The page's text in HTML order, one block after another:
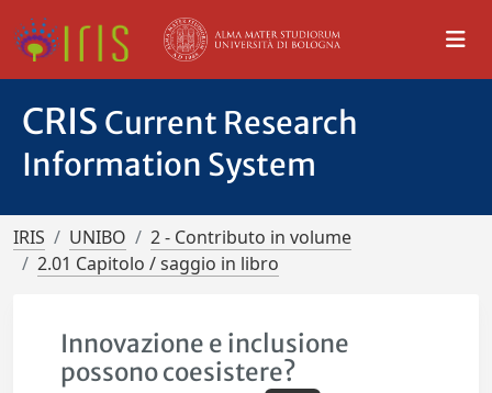
CRIS Current Research
Information System
IRIS UNIBO
2 - Contributo in volume
2.01 Capitolo / saggio in libro
Innovazione e inclusione
possono coesistere?